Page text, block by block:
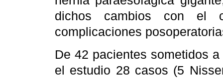
dichos cambios con el
complicaciones
De 42 pacientes sometidos
el estudio 28 casos (5